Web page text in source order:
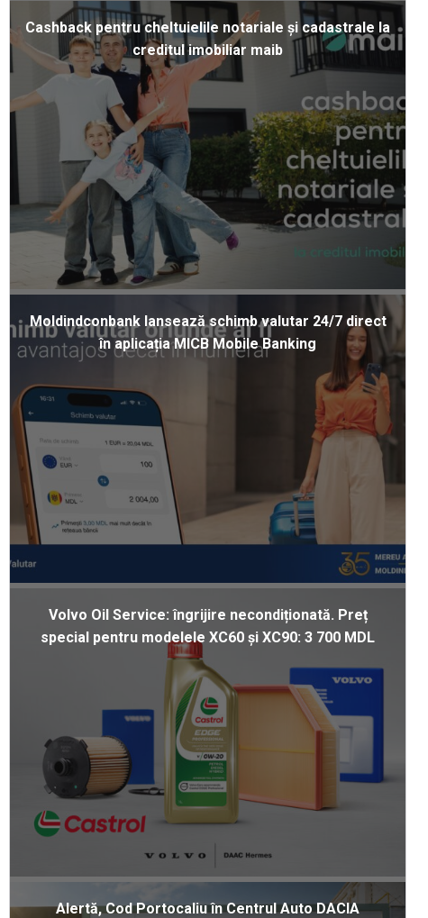
Cashback pentru cheltuielile notariale și cadastrale la
creditul imobiliar maib
Moldindconbank lansează schimb valutar 24/7 direct
în aplicația MICB Mobile Banking
Volvo Oil Service: îngrijire necondiționată. Preț
special pentru modelele XC60 și XC90: 3 700 MDL
Alertă, Cod Portocaliu în Centrul Auto DACIA